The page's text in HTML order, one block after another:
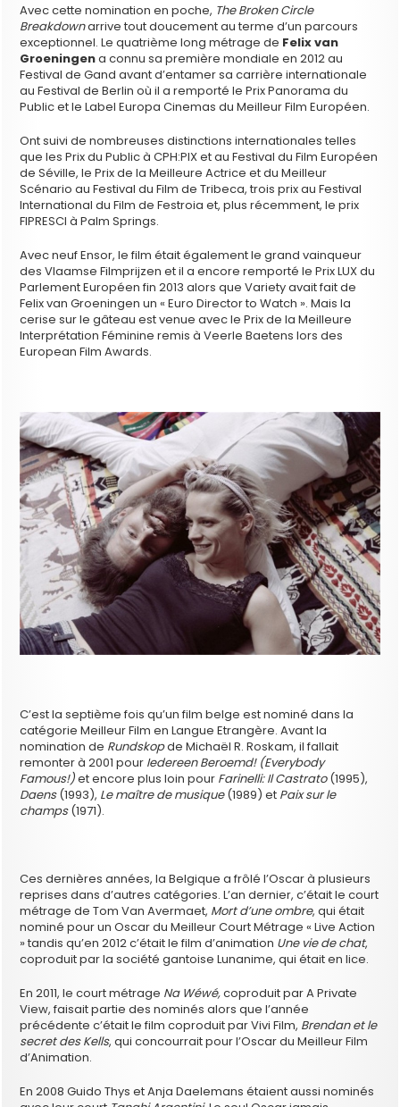
Avec cette nomination en poche, The Broken Circle
Breakdownarrive tout doucement au terme d’un parcours
exceptionnel. Le quatrième long métrage de Felix van
Groeningena connu sa première mondiale en 2012 au
Festival de Gand avant d’entamer sa carrière internationale
au Festival de Berlin où il a remporté le Prix Panorama du
Public et le Label Europa Cinemas du Meilleur Film Européen.
Ont suivi de nombreuses distinctions internationales telles
que les Prix du Public à CPH:PIX et au Festival du Film Européen
de Séville, le Prix de la Meilleure Actrice et du Meilleur
Scénario au Festival du Film de Tribeca, trois prix au Festival
International du Film de Festroia et, plus récemment, le prix
FIPRESCI à Palm Springs.
Avec neuf Ensor, le film était également le grand vainqueur
des Vlaamse Filmprijzen et il a encore remporté le Prix LUX du
Parlement Européen fin 2013 alors que Variety avait fait de
Felix van Groeningen un « Euro Director to Watch ». Mais la
cerise sur le gâteau est venue avec le Prix de la Meilleure
Interprétation Féminine remis à Veerle Baetens lors des
European Film Awards.
C’est la septième fois qu’un film belge est nominé dans la
catégorie Meilleur Film en Langue Etrangère. Avant la
nomination de Rundskopde Michaël R. Roskam, il fallait
remonter à 2001 pour Iedereen Beroemd! (Everybody
Famous!)et encore plus loin pour Farinelli: Il Castrato(1995),
Daens(1993), Le maître de musique(1989) et Paix sur le
champs(1971).
Ces dernières années, la Belgique a frôlé l’Oscar à plusieurs
reprises dans d’autres catégories. L’an dernier, c’était le court
métrage de Tom Van Avermaet, Mort d’une ombre, qui était
nominé pour un Oscar du Meilleur Court Métrage « Live Action
» tandis qu’en 2012 c’était le film d’animation Une vie de chat,
coproduit par la société gantoise Lunanime, qui était en lice.
En 2011, le court métrage Na Wéwé,coproduit par A Private
View, faisait partie des nominés alors que l’année
précédente c’était le film coproduit par Vivi Film, Brendan et le
secret des Kells, qui concourrait pour l’Oscar du Meilleur Film
d’Animation.
En 2008 Guido Thys et Anja Daelemans étaient aussi nominés